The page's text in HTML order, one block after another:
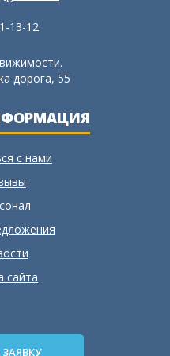
13-12
дорога, 55
с нами
сайта